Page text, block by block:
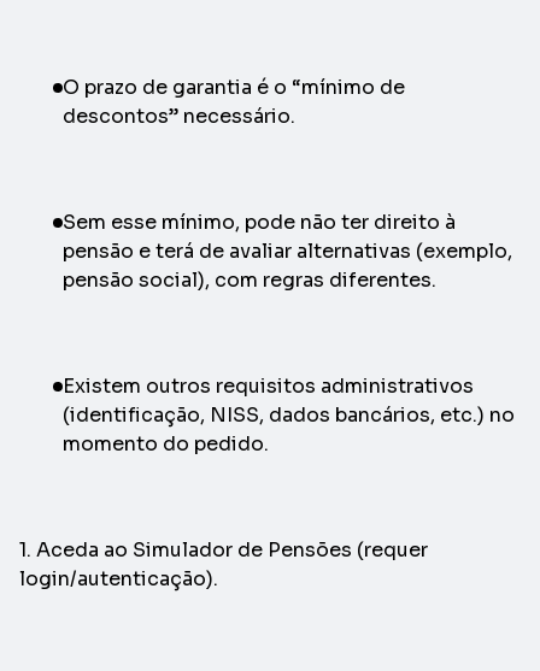
O prazo de garantia é o “mínimo de
descontos” necessário.
Sem esse mínimo, pode não ter direito à
pensão e terá de avaliar alternativas (exemplo,
pensão social), com regras diferentes.
Existem outros requisitos administrativos
(identificação, NISS, dados bancários, etc.) no
momento do pedido.
1. Aceda ao Simulador de Pensões (requer
login/autenticação).